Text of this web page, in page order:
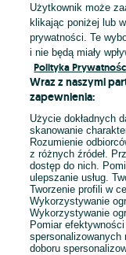
E-mail
Hasło
Użytkownik może
klikając poniżej lub
prywatności. Te
i nie będą miały
Polityka
Wraz z naszymi
zapewnienia:
Użycie dokładnych
skanowanie
Rozumienie
z różnych źródeł.
dostęp do nich.
ulepszanie usług.
Tworzenie profili w
Wykorzystywanie
Wykorzystywanie
Pomiar
doboru